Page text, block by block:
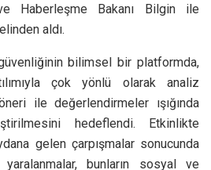
Haberleşme Bakanı Bilgin ile
aldı.
bilimsel bir platformda,
çok yönlü olarak analiz
ile değerlendirmeler ışığında
hedeflendi. Etkinlikte
gelen çarpışmalar sonucunda
bunların sosyal ve